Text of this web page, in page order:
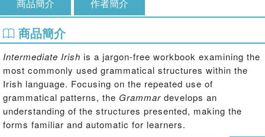
商品簡介 作者簡介
商品簡介
Intermediate Irish is a jargon-free workbook examining the
most commonly used grammatical structures within the
Irish language. Focusing on the repeated use of
grammatical patterns, the Grammar develops an
understanding of the structures presented, making the
forms familiar and automatic for learners.